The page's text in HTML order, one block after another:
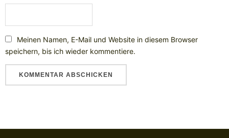
Meinen Namen, E-Mail und Website in diesem Browser
speichern, bis ich wieder kommentiere.